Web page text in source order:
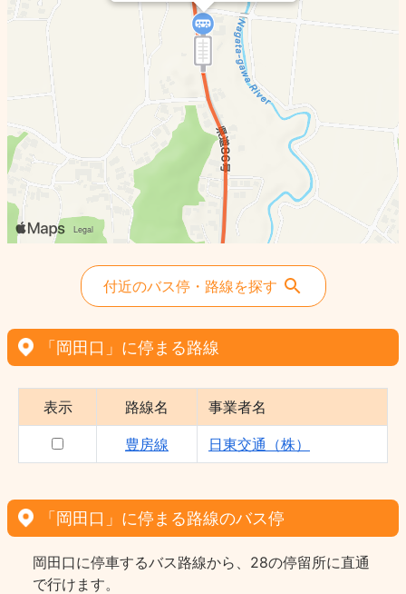
付近のバス停・路線を探す
「岡田口」に停まる路線
表示 路線名 事業者名
豊房線 日東交通（株）
「岡田口」に停まる路線のバス停
岡田口に停車するバス路線から、28の停留所に直通
で行けます。